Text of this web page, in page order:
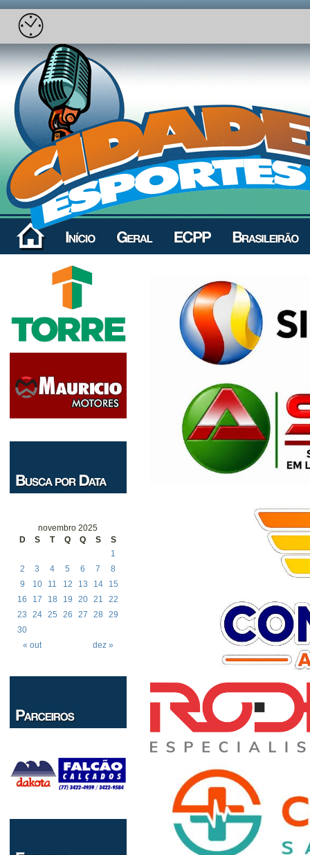
novembro 2025
D
S T Q Q S S
« out dez »
1
2
3 4 5 6 7
8
9
10 11 12 13 14
15
16
17 18 19 20 21
22
23
24 25 26 27 28
29
30